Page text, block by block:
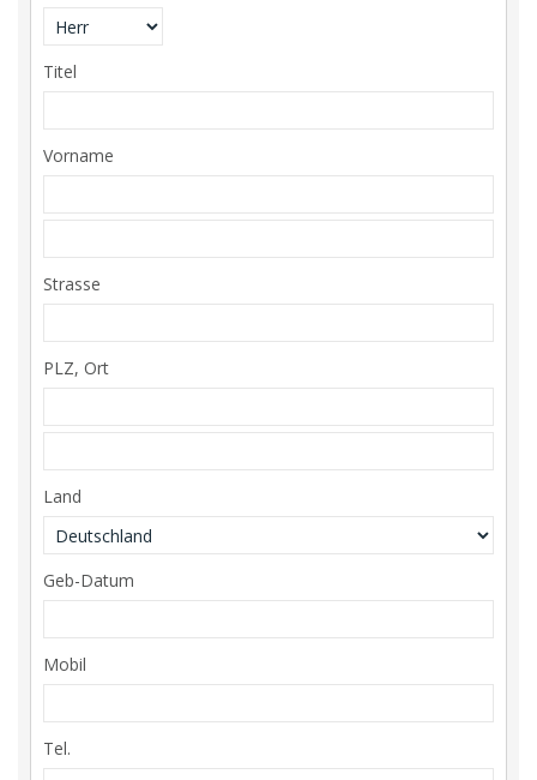
Titel
Vorname
Strasse
PLZ, Ort
Land
Geb-Datum
Mobil
Tel.